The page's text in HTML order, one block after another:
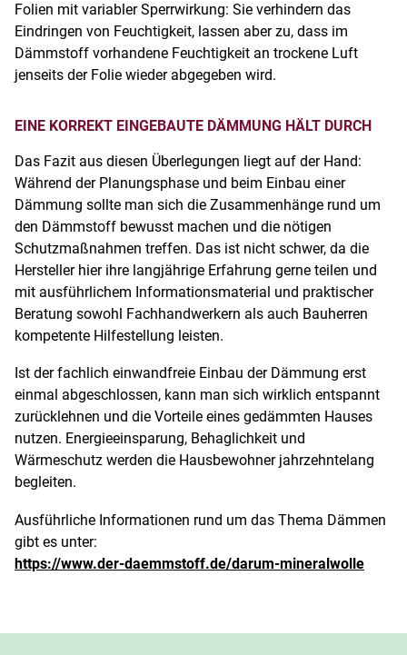
Folien mit variabler Sperrwirkung: Sie verhindern das
Eindringen von Feuchtigkeit, lassen aber zu, dass im
Dämmstoff vorhandene Feuchtigkeit an trockene Luft
jenseits der Folie wieder abgegeben wird.
EINE KORREKT EINGEBAUTE DÄMMUNG HÄLT DURCH
Das Fazit aus diesen Überlegungen liegt auf der Hand:
Während der Planungsphase und beim Einbau einer
Dämmung sollte man sich die Zusammenhänge rund um
den Dämmstoff bewusst machen und die nötigen
Schutzmaßnahmen treffen. Das ist nicht schwer, da die
Hersteller hier ihre langjährige Erfahrung gerne teilen und
mit ausführlichem Informationsmaterial und praktischer
Beratung sowohl Fachhandwerkern als auch Bauherren
kompetente Hilfestellung leisten.
Ist der fachlich einwandfreie Einbau der Dämmung erst
einmal abgeschlossen, kann man sich wirklich entspannt
zurücklehnen und die Vorteile eines gedämmten Hauses
nutzen. Energieeinsparung, Behaglichkeit und
Wärmeschutz werden die Hausbewohner jahrzehntelang
begleiten.
Ausführliche Informationen rund um das Thema Dämmen
gibt es unter:
https://www.der-daemmstoff.de/darum-mineralwolle